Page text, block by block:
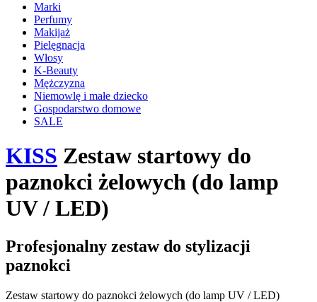
Marki
Perfumy
Makijaż
Pielęgnacja
Włosy
K-Beauty
Mężczyzna
Niemowlę i małe dziecko
Gospodarstwo domowe
SALE
KISS Zestaw startowy do
paznokci żelowych (do lamp
UV / LED)
Profesjonalny zestaw do stylizacji
paznokci
Zestaw startowy do paznokci żelowych (do lamp UV / LED)